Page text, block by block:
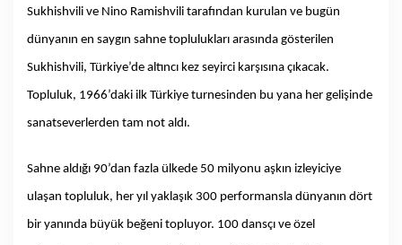
Sukhishvili ve Nino Ramishvili tarafından kurulan ve bugün
dünyanın en saygın sahne toplulukları arasında gösterilen
Sukhishvili, Türkiye’de altıncı kez seyirci karşısına çıkacak.
Topluluk, 1966’daki ilk Türkiye turnesinden bu yana her gelişinde
sanatseverlerden tam not aldı.
Sahne aldığı 90’dan fazla ülkede 50 milyonu aşkın izleyiciye
ulaşan topluluk, her yıl yaklaşık 300 performansla dünyanın dört
bir yanında büyük beğeni topluyor. 100 dansçı ve özel